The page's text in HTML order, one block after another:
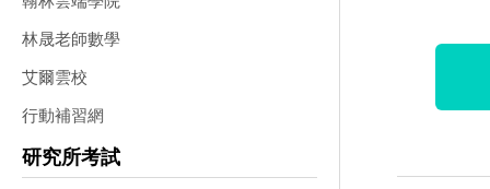
林晟老師數學
艾爾雲校
行動補習網
研究所考試